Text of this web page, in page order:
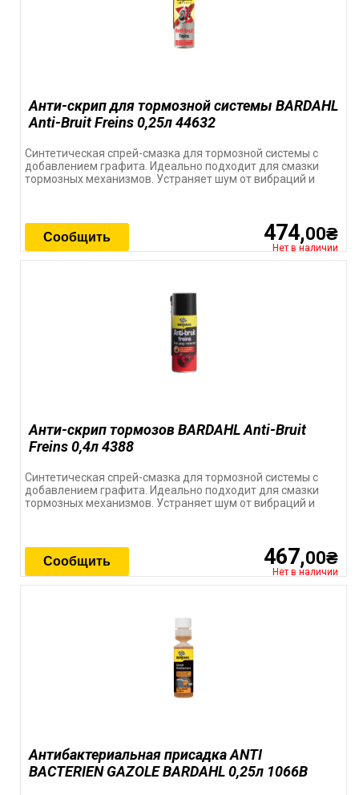
Анти-скрип для тормозной системы BARDAHL
Anti-Bruit Freins 0,25л 44632
Синтетическая спрей-смазка для тормозной системы с
добавлением графита. Идеально подходит для смазки
тормозных механизмов. Устраняет шум от вибраций и
474,00₴
Нет в наличии
Сообщить
Анти-скрип тормозов BARDAHL Anti-Bruit
Freins 0,4л 4388
Синтетическая спрей-смазка для тормозной системы с
добавлением графита. Идеально подходит для смазки
тормозных механизмов. Устраняет шум от вибраций и
467,00₴
Нет в наличии
Сообщить
Антибактериальная присадка ANTI
BACTERIEN GAZOLE BARDAHL 0,25л 1066B